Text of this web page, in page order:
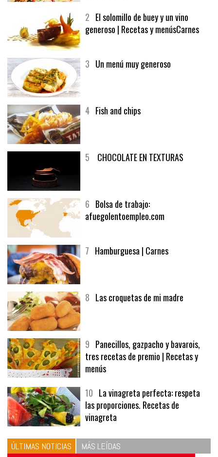
2 El solomillo de buey y un vino
generoso | Recetas y menúsCarnes
3 Un menú muy generoso
4 Fish and chips
5 CHOCOLATE EN TEXTURAS
6 Bolsa de trabajo:
afuegolentoempleo.com
7 Hamburguesa | Carnes
8 Las croquetas de mi madre
9 Panecillos, gazpacho y bavarois,
tres recetas de premio | Recetas y
menús
10 La vinagreta perfecta: respeta
las proporciones. Recetas de
vinagreta
ÚLTIMAS NOTICIAS MÁS LEÍDAS